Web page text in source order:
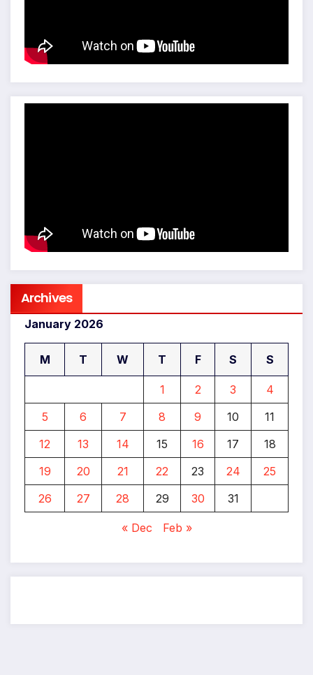
Archives
January 2026
M T W T F S S
1 2 3
4
5
6 7 8 9 10
11
12
13 14 15 16 17
18
19
20 21 22 23 24
25
26
27 28 29 30 31
« Dec Feb »